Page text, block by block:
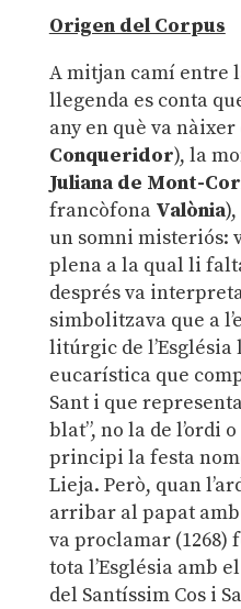
Origen del Corpus
A mitjan camí entre
llegenda es conta
any en què va
Conqueridor), la
Juliana de Mont-
francòfona Valònia
un somni misteriós:
plena a la qual li
després va
simbolitzava que a
litúrgic de
eucarística que
Sant i que
blat”, no la de l’ordi
principi la festa
Lieja. Però, quan
arribar al papat amb
va proclamar (1268)
tota l’Església amb
del Santíssim Cos i